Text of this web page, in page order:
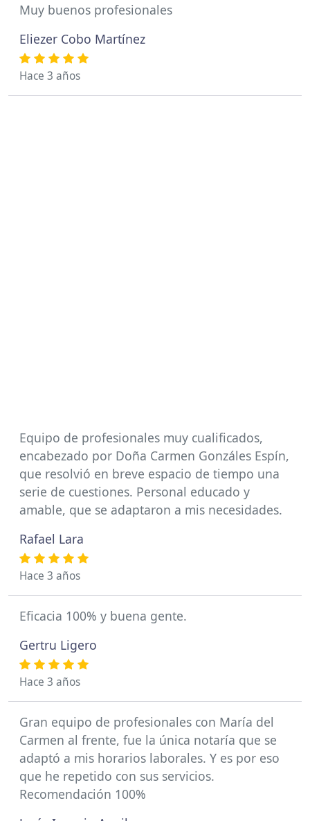
Muy buenos profesionales
Eliezer Cobo Martínez
Hace 3 años
Equipo de profesionales muy cualificados,
encabezado por Doña Carmen Gonzáles Espín,
que resolvió en breve espacio de tiempo una
serie de cuestiones. Personal educado y
amable, que se adaptaron a mis necesidades.
Rafael Lara
Hace 3 años
Eficacia 100% y buena gente.
Gertru Ligero
Hace 3 años
Gran equipo de profesionales con María del
Carmen al frente, fue la única notaría que se
adaptó a mis horarios laborales. Y es por eso
que he repetido con sus servicios.
Recomendación 100%